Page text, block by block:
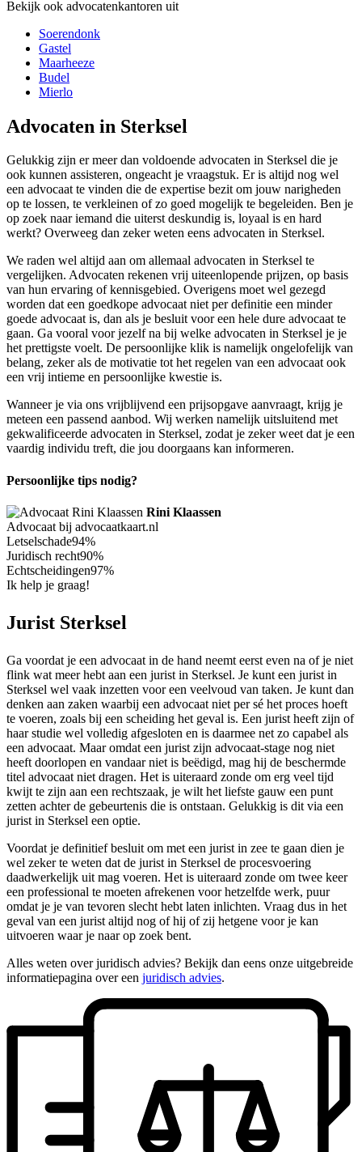
Bekijk ook advocatenkantoren uit
Soerendonk
Gastel
Maarheeze
Budel
Mierlo
Advocaten in Sterksel
Gelukkig zijn er meer dan voldoende advocaten in Sterksel die je
ook kunnen assisteren, ongeacht je vraagstuk. Er is altijd nog wel
een advocaat te vinden die de expertise bezit om jouw narigheden
op te lossen, te verkleinen of zo goed mogelijk te begeleiden. Ben je
op zoek naar iemand die uiterst deskundig is, loyaal is en hard
werkt? Overweeg dan zeker weten eens advocaten in Sterksel.
We raden wel altijd aan om allemaal advocaten in Sterksel te
vergelijken. Advocaten rekenen vrij uiteenlopende prijzen, op basis
van hun ervaring of kennisgebied. Overigens moet wel gezegd
worden dat een goedkope advocaat niet per definitie een minder
goede advocaat is, dan als je besluit voor een hele dure advocaat te
gaan. Ga vooral voor jezelf na bij welke advocaten in Sterksel je je
het prettigste voelt. De persoonlijke klik is namelijk ongelofelijk van
belang, zeker als de motivatie tot het regelen van een advocaat ook
een vrij intieme en persoonlijke kwestie is.
Wanneer je via ons vrijblijvend een prijsopgave aanvraagt, krijg je
meteen een passend aanbod. Wij werken namelijk uitsluitend met
gekwalificeerde advocaten in Sterksel, zodat je zeker weet dat je een
vaardig individu treft, die jou doorgaans kan informeren.
Persoonlijke tips nodig?
Rini Klaassen
Advocaat bij advocaatkaart.nl
Letselschade94%
Juridisch recht90%
Echtscheidingen97%
Ik help je graag!
Jurist Sterksel
Ga voordat je een advocaat in de hand neemt eerst even na of je niet
flink wat meer hebt aan een jurist in Sterksel. Je kunt een jurist in
Sterksel wel vaak inzetten voor een veelvoud van taken. Je kunt dan
denken aan zaken waarbij een advocaat niet per sé het proces hoeft
te voeren, zoals bij een scheiding het geval is. Een jurist heeft zijn of
haar studie wel volledig afgesloten en is daarmee net zo capabel als
een advocaat. Maar omdat een jurist zijn advocaat-stage nog niet
heeft doorlopen en vandaar niet is beëdigd, mag hij de beschermde
titel advocaat niet dragen. Het is uiteraard zonde om erg veel tijd
kwijt te zijn aan een rechtszaak, je wilt het liefste gauw een punt
zetten achter de gebeurtenis die is ontstaan. Gelukkig is dit via een
jurist in Sterksel een optie.
Voordat je definitief besluit om met een jurist in zee te gaan dien je
wel zeker te weten dat de jurist in Sterksel de procesvoering
daadwerkelijk uit mag voeren. Het is uiteraard zonde om twee keer
een professional te moeten afrekenen voor hetzelfde werk, puur
omdat je je van tevoren slecht hebt laten inlichten. Vraag dus in het
geval van een jurist altijd nog of hij of zij hetgene voor je kan
uitvoeren waar je naar op zoek bent.
Alles weten over juridisch advies? Bekijk dan eens onze uitgebreide
informatiepagina over een juridisch advies.